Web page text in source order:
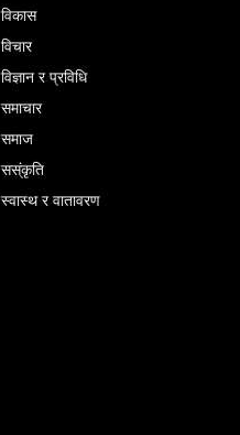
विकास
विचार
विज्ञान र प्रविधि
समाचार
समाज
सस्ंकृति
स्वास्थ र वातावरण